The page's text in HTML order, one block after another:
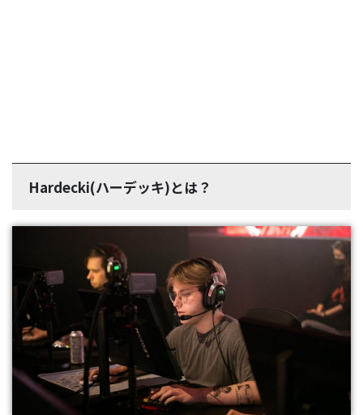
Hardecki(ハーデッキ)とは？